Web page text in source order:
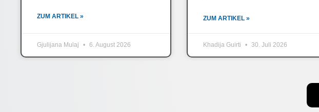
ZUM ARTIKEL »
Gjulijana Mulaj 6. August 2026
ZUM ARTIKEL »
Khadija Guirti 30. Juli 2026